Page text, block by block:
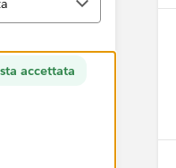
accettata